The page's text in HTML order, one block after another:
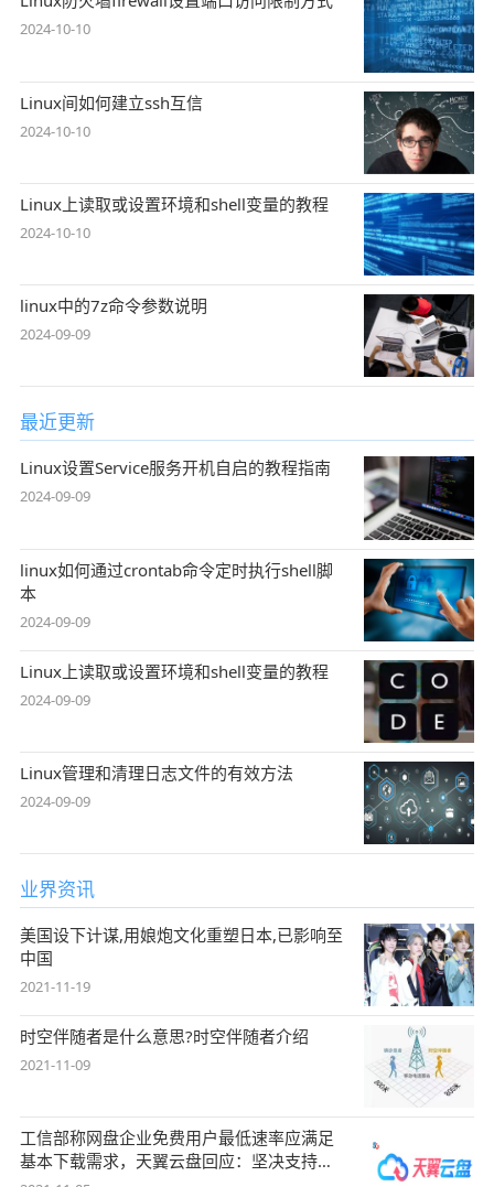
2024-10-10
Linux间如何建立ssh互信
2024-10-10
Linux上读取或设置环境和shell变量的教程
2024-10-10
linux中的7z命令参数说明
2024-09-09
最近更新
Linux设置Service服务开机自启的教程指南
2024-09-09
linux如何通过crontab命令定时执行shell脚
本
2024-09-09
Linux上读取或设置环境和shell变量的教程
2024-09-09
Linux管理和清理日志文件的有效方法
2024-09-09
业界资讯
美国设下计谋,用娘炮文化重塑日本,已影响至
中国
2021-11-19
时空伴随者是什么意思?时空伴随者介绍
2021-11-09
工信部称网盘企业免费用户最低速率应满足
基本下载需求，天翼云盘回应：坚决支持，